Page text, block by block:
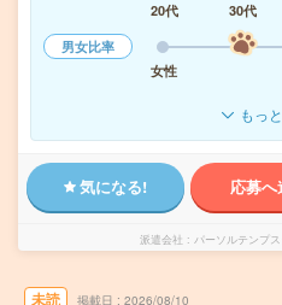
20代
30代
男女比率
女性
もっ
気になる! 応募へ
派遣会社 パーソルテンプ
未読 掲載日 2026/08/10